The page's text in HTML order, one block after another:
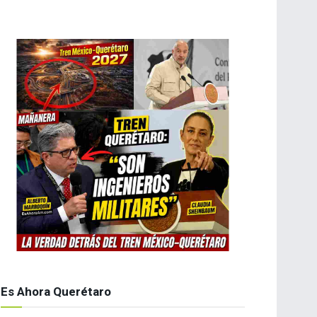
Es Ahora Querétaro